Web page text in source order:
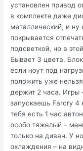
установлен привод
в комплекте даже
металлический, и
покрывается
подсветкой, но в
Бывает 3 цвета.
если ноут под
положить уже
держит 2 часа. Игры
запускаешь Farcry 4
тебя есть 1 час
особо тяжелый –
только на диван. У
охлаждения – на